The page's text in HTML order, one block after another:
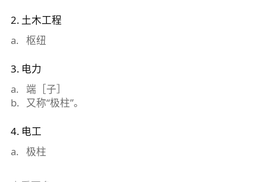
2. 土木工程
a. 枢纽
3. 电力
a. 端［子］
b. 又称“极柱”。
4. 电工
a. 极柱